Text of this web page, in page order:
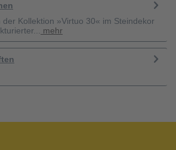
Kollektion »Virtuo 30« im Steindekor
mehr